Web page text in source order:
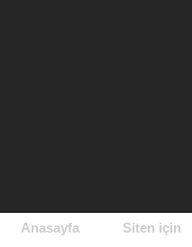
Anasayfa Siten için